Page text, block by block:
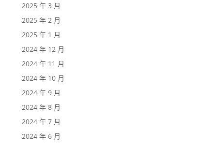
2025 年 3 月
2025 年 2 月
2025 年 1 月
2024 年 12 月
2024 年 11 月
2024 年 10 月
2024 年 9 月
2024 年 8 月
2024 年 7 月
2024 年 6 月